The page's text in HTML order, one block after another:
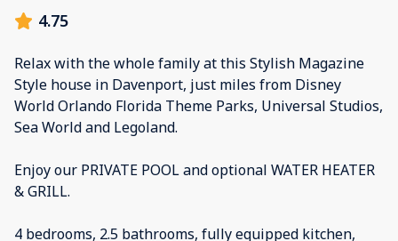
4.75
Relax with the whole family at this Stylish Magazine
Style house in Davenport, just miles from Disney
World Orlando Florida Theme Parks, Universal Studios,
Sea World and Legoland.
Enjoy our PRIVATE POOL and optional WATER HEATER
& GRILL.
4 bedrooms, 2.5 bathrooms, fully equipped kitchen,